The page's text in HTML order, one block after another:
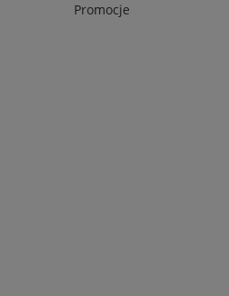
Promocje